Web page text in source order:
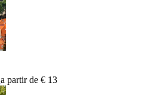
a partir de € 13